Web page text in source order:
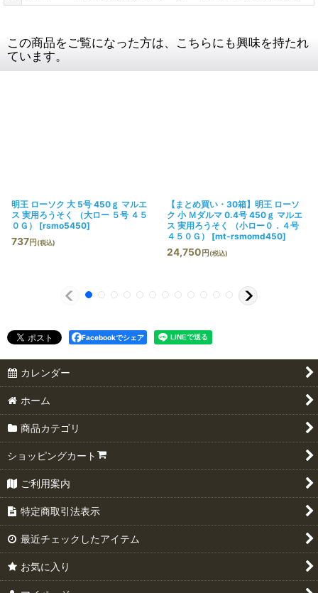
この商品をご覧になった方は、こちらにも興味を持たれ
ています。
明王 ローソク 大 5号 450ｇ マルエ
ス 実用ろうそく （大ロー ５号 ４５
０Ｇ）
[rsmo5450]
737円 (税込)
【まとめ買い・30箱】明王 ローソ
ク 小 Ｍダルマ 0.4号 450ｇ マルエ
ス 実用ろうそく （小ロー０．４号
４５０Ｇ）
[mt-rsmomd450]
24,750 円 (税込)
Facebookでシェア
カレンダー
ホーム
商品カテゴリ
ショッピングカート
ご利用案内
特定商取引法表示
最近チェックしたアイテム
お気に入り